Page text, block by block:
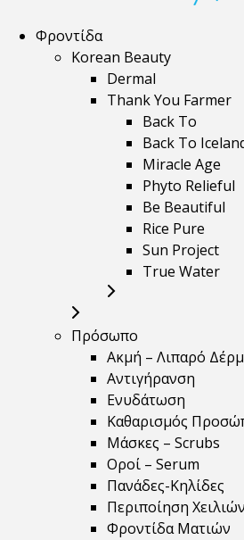
Φροντίδα
Korean Beauty
Dermal
Thank You Farmer
Back To
Back To
Miracle Age
Phyto Relieful
Be Beautiful
Rice Pure
Sun Project
True Water
Πρόσωπο
Ακμή – Λιπαρό
Αντιγήρανση
Ενυδάτωση
Καθαρισμός
Μάσκες – Scrubs
Οροί – Serum
Πανάδες-Κηλίδες
Περιποίηση Χειλιών
Φροντίδα Ματιών